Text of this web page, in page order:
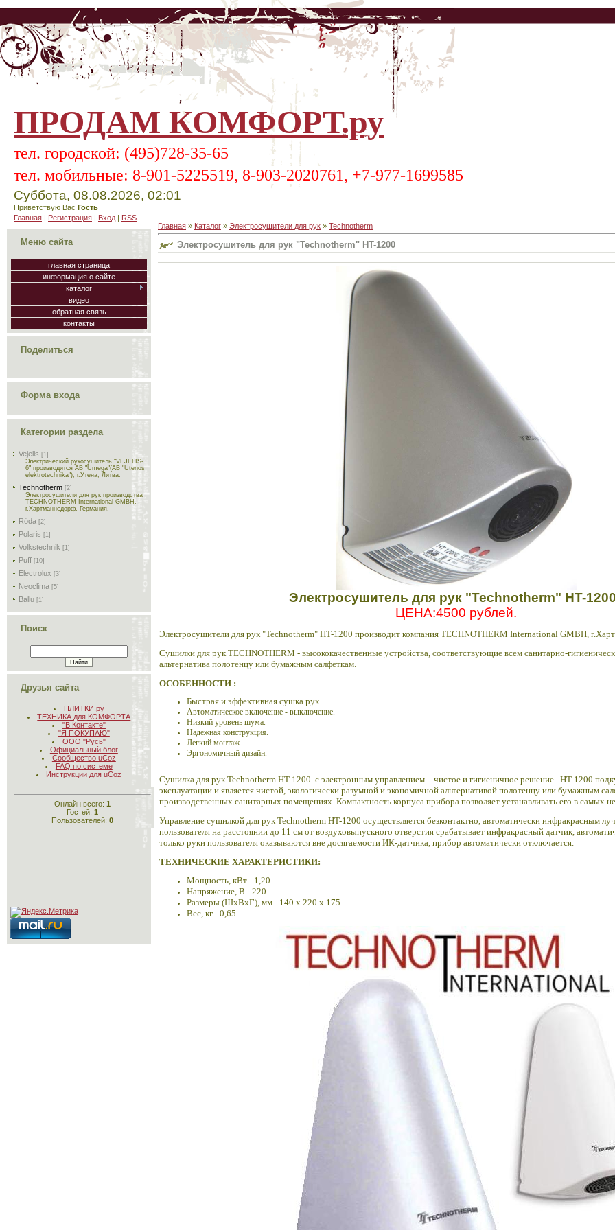
ПРОДАМ КОМФОРТ.ру
тел. городской: (495)728-35-65
тел. мобильные: 8-901-5225519, 8-903-2020761, +7-977-1699585
Суббота, 08.08.2026, 02:01
Приветствую Вас Гость
Главная | Регистрация | Вход | RSS
Меню сайта
главная страница
информация о сайте
каталог
видео
обратная связь
контакты
Поделиться
Форма входа
Категории раздела
Vejelis [1]
Электрический рукосушитель "VEJELIS-
6" производится AB "Umega"(AB "Utenos
elektrotechnika"), г.Утена, Литва.
Technotherm [2]
Электросушители для рук производства
TECHNOTHERM International GMBH,
г.Хартманнсдорф, Германия.
Röda [2]
Polaris [1]
Volkstechnik [1]
Puff [10]
Electrolux [3]
Neoclima [5]
Ballu [1]
Поиск
Друзья сайта
ПЛИТКИ.ру
ТЕХНИКА для КОМФОРТА
"В Контакте"
"Я ПОКУПАЮ"
ООО "Русь"
Официальный блог
Сообщество uCoz
FAQ по системе
Инструкции для uCoz
Онлайн всего: 1
Гостей: 1
Пользователей: 0
Главная » Каталог » Электросушители для рук » Technotherm
Электросушитель для рук "Technotherm" HT-1200
Электросушитель для рук "Technotherm" HT-
ЦЕНА:4500 рублей.
Электросушители для рук "Technotherm" HT-1200 производит компания TECHNOTHERM International GMBH,
Сушилки для рук TECHNOTHERM - высококачественные устройства, соответствующие всем санитарно-
альтернатива полотенцу или бумажным салфеткам.
ОСОБЕННОСТИ :
Быстрая и эффективная сушка рук.
Автоматическое включение - выключение.
Низкий уровень шума.
Надежная конструкция.
Легкий монтаж.
Эргономичный дизайн.
Сушилка для рук Technotherm HT-1200 с электронным управлением – чистое и гигиеничное решение. HT-1200
эксплуатации и является чистой, экологически разумной и экономичной альтернативой полотенцу или бумажным
производственных санитарных помещениях. Компактность корпуса прибора позволяет устанавливать его в самых
Управление сушилкой для рук Technotherm HT-1200 осуществляется безконтактно, автоматически инфракрасным
пользователя на расстоянии до 11 см от воздуховыпускного отверстия срабатывает инфракрасный датчик,
только руки пользователя оказываются вне досягаемости ИК-датчика, прибор автоматически отключается.
ТЕХНИЧЕСКИЕ ХАРАКТЕРИСТИКИ:
Мощность, кВт - 1,20
Напряжение, В - 220
Размеры (ШxВxГ), мм - 140 х 220 х 175
Вес, кг - 0,65